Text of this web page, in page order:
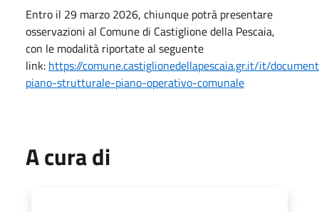
Entro il 29 marzo 2026, chiunque potrà presentare
osservazioni al Comune di Castiglione della Pescaia,
con le modalità riportate al seguente
link: https://comune.castiglionedellapescaia.gr.it/it/
piano-strutturale-piano-operativo-comunale
A cura di